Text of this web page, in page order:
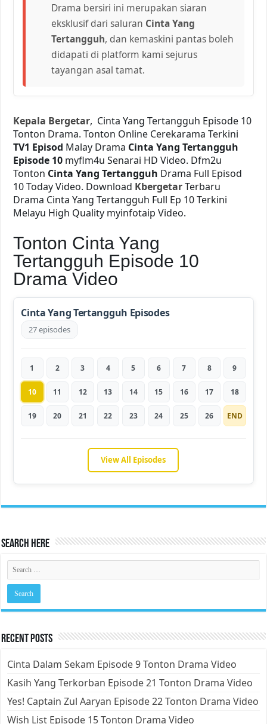
Drama bersiri ini merupakan siaran
eksklusif dari saluran Cinta Yang
Tertangguh, dan kemaskini pantas boleh
didapati di platform kami sejurus
tayangan asal tamat.
Kepala Bergetar, Cinta Yang Tertangguh Episode 10
Tonton Drama. Tonton Online Cerekarama Terkini
TV1 Episod Malay Drama Cinta Yang Tertangguh
Episode 10 myflm4u Senarai HD Video. Dfm2u
Tonton Cinta Yang Tertangguh Drama Full Episod
10 Today Video. Download KbergetarTerbaru
Drama Cinta Yang Tertangguh Full Ep 10 Terkini
Melayu High Quality myinfotaip Video.
Tonton Cinta Yang
Tertangguh Episode 10
Drama Video
Cinta Yang Tertangguh Episodes
27 episodes
1 2 3 4 5 6 7 8 9
10 11 12 13 14 15 16 17 18
19 20 21 22 23 24 25 26 END
View All Episodes
Search Here
Recent Posts
Cinta Dalam Sekam Episode 9 Tonton Drama Video
Kasih Yang Terkorban Episode 21 Tonton Drama Video
Yes! Captain Zul Aaryan Episode 22 Tonton Drama Video
Wish List Episode 15 Tonton Drama Video